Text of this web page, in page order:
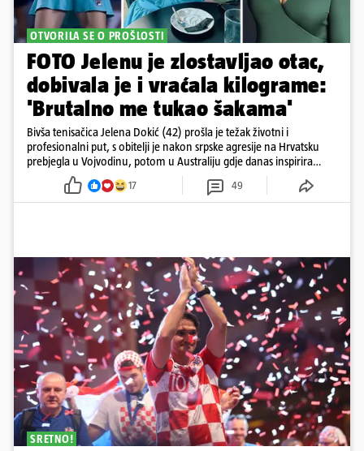
OTVORILA SE O PROŠLOSTI
FOTO Jelenu je zlostavljao otac,
dobivala je i vraćala kilograme:
'Brutalno me tukao šakama'
Bivša tenisačica Jelena Dokić (42) prošla je težak životni i
profesionalni put, s obitelji je nakon srpske agresije na Hrvatsku
prebjegla u Vojvodinu, potom u Australiju gdje danas inspirira
17 49
SRETNO!